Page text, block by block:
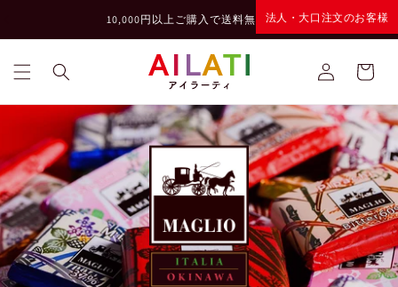
進む
10,000円以上ご購入で送料無料法人・大口注文のお客様
›
ロ
グ
イ
ン
ー